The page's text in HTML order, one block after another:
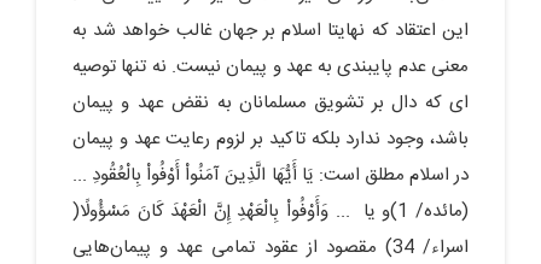
این اعتقاد که نهایتا اسلام بر جهان غالب خواهد شد به
معنی عدم پایبندی به عهد و پیمان نیست. نه تنها توصیه
ای که دال بر تشویق مسلمانان به نقض عهد و پیمان
باشد، وجود ندارد بلکه تاکید بر لزوم رعایت عهد و پیمان
در اسلام مطلق است: یَا أَیُّهَا الَّذِینَ آمَنُواْ أَوْفُواْ بِالْعُقُودِ ...
(مائده/ 1)و یا ... وَأَوْفُواْ بِالْعَهْدِ إِنَّ الْعَهْدَ کَانَ مَسْؤُولًا(
اسراء/ 34) مقصود از عقود تمامی عهد و پیمان‌هایی